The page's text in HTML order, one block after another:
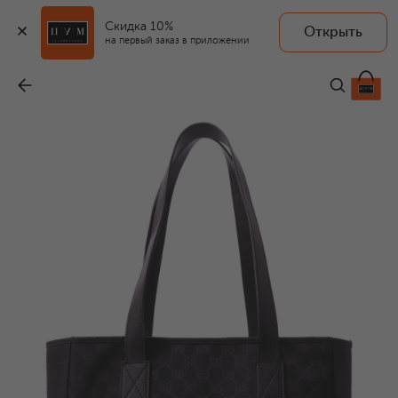
Скидка 10%
на первый заказ в приложении
Открыть
272 500 ₽